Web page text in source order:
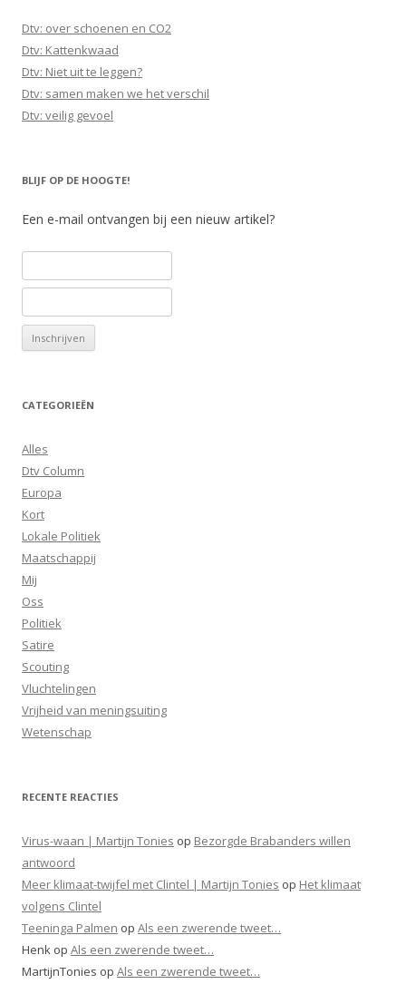
Dtv: over schoenen en CO2
Dtv: Kattenkwaad
Dtv: Niet uit te leggen?
Dtv: samen maken we het verschil
Dtv: veilig gevoel
BLIJF OP DE HOOGTE!
Een e-mail ontvangen bij een nieuw artikel?
CATEGORIEËN
Alles
Dtv Column
Europa
Kort
Lokale Politiek
Maatschappij
Mij
Oss
Politiek
Satire
Scouting
Vluchtelingen
Vrijheid van meningsuiting
Wetenschap
RECENTE REACTIES
Virus-waan | Martijn Tonies op Bezorgde Brabanders willen
antwoord
Meer klimaat-twijfel met Clintel | Martijn Tonies op Het klimaat
volgens Clintel
Teeninga Palmen op Als een zwerende tweet…
Henk op Als een zwerende tweet…
MartijnTonies op Als een zwerende tweet…